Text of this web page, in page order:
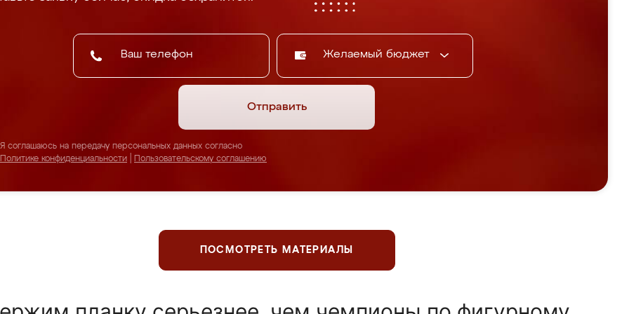
Желаемый бюджет
Отправить
Я соглашаюсь на передачу персональных данных согласно
Политике конфиденциальности
Пользовательскому соглашению
ПОСМОТРЕТЬ МАТЕРИАЛЫ